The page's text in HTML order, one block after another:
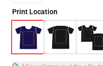
Print Location